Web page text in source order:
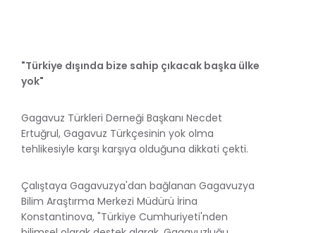
"Türkiye dışında bize sahip çıkacak başka ülke
yok"
Gagavuz Türkleri Derneği Başkanı Necdet
Ertuğrul, Gagavuz Türkçesinin yok olma
tehlikesiyle karşı karşıya olduğuna dikkati çekti.
Çalıştaya Gagavuzya'dan bağlanan Gagavuzya
Bilim Araştırma Merkezi Müdürü İrina
Konstantinova, "Türkiye Cumhuriyeti'nden